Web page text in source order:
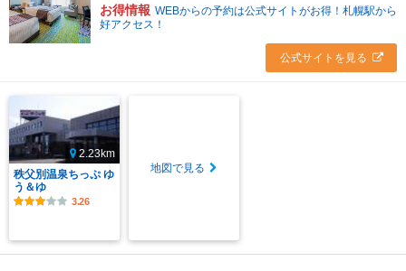
お得情報 WEBからの予約は公式サイトがお得！札幌駅から
好アクセス！
公式サイトを見る
2.23km
秩父別温泉ちっぷ ゆ
う＆ゆ
3.26
地図で見る